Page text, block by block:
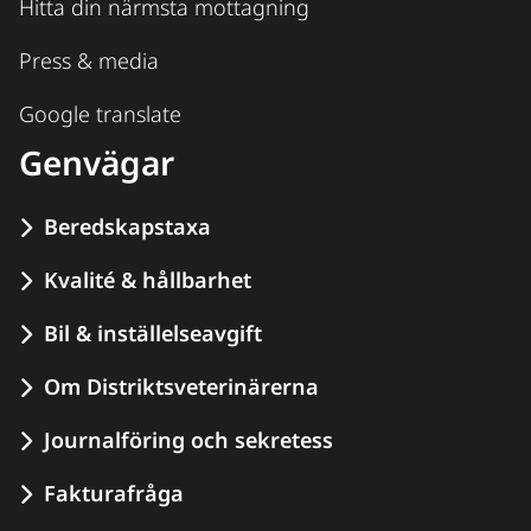
Hitta din närmsta mottagning
Press & media
Google translate
Genvägar
Beredskapstaxa
Kvalité & hållbarhet
Bil & inställelseavgift
Om Distriktsveterinärerna
Journalföring och sekretess
Fakturafråga